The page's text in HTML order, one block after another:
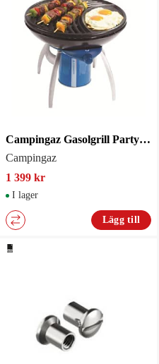
Campingaz Gasolgrill Party 1350 watt
Campingaz
1 399 kr
I lager
Lägg till